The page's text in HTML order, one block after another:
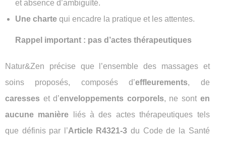
et absence d’ambiguïté.
Une charte qui encadre la pratique et les attentes.
Rappel important : pas d’actes thérapeutiques
Natur&Zen précise que l’ensemble des massages et
soins proposés, composés d’effleurements, de
caresses et d’enveloppements corporels, ne sont en
aucune manière liés à des actes thérapeutiques tels
que définis par l’Article R4321-3 du Code de la Santé